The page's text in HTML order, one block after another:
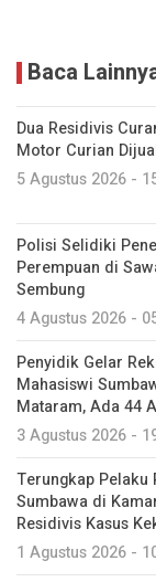
Baca
Dua Residivis
Motor Curian
5 Agustus 2026 -
Polisi Selidiki
Perempuan di
Sembung
4 Agustus 2026 -
Penyidik Gelar
Mahasiswi
Mataram, Ada 44
3 Agustus 2026 -
Terungkap Pelaku
Sumbawa di
Residivis Kasus
1 Agustus 2026 -